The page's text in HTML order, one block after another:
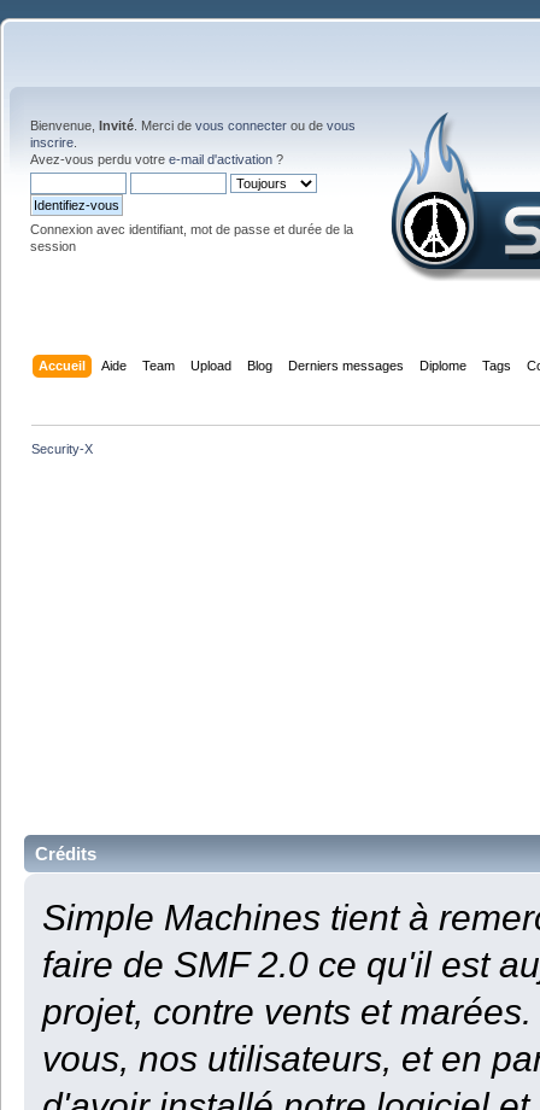
Bienvenue, Invité . Merci de vous connecter ou de vous
inscrire
Avez-vous perdu votre e-mail d'activation ?
Connexion avec identifiant, mot de passe et durée de la
session
Accueil Aide Team Upload Blog Derniers messages Diplome Tags
Security-X
Crédits
Simple Machines tient à
faire de SMF 2.0 ce qu'il est
projet, contre vents et
vous, nos utilisateurs, et en